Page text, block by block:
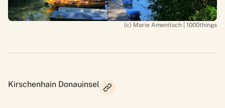
(c) Marie Amenitsch | 1000things
Kirschenhain Donauinsel